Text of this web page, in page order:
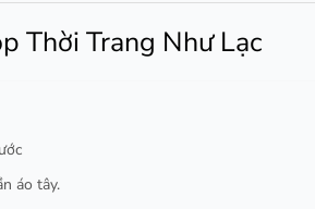
Thời Trang Như Lạc
áo tây.